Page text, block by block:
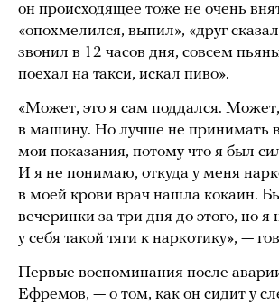
он происходящее тоже не очень
«опохмелился, выпил», «друг
звонил в 12 часов дня, совсем
поехал на такси, искал пиво».
«Может, это я сам поддался.
в машину. Но лучше не принимать
мои показания, потому что я был
И я не понимаю, откуда у меня
в моей крови врач нашла кокаин.
вечеринки за три дня до этого, но
у себя такой тяги к наркотику», —
Первые воспоминания после
Ефремов, — о том, как он сидит у